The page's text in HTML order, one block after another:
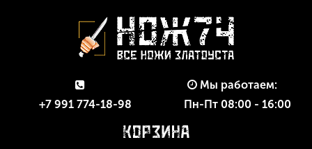
+7 991 774-18-98
Мы работаем:
Пн-Пт 08:00 - 16:00